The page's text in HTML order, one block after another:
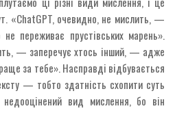
«ChatGPT, очевидно, не мислить, —
переживає прустівських марень».
— заперечує хтось інший, — адже
за тебе». Насправді відбувається
— тобто здатність схопити суть
вид мислення, бо він